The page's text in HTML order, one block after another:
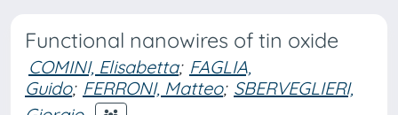
Functional nanowires of tin oxide
COMINI, Elisabetta; FAGLIA,
Guido; FERRONI, Matteo; SBERVEGLIERI,